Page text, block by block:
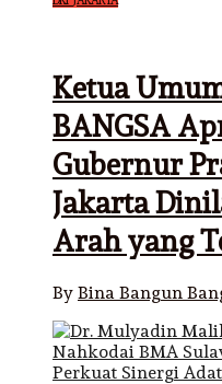
Ketua
BANGSA
Gubernur
Jakarta
Arah yang
By Bina Bangun